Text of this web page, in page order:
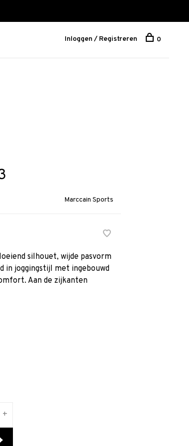
Inloggen / Registreren 0
Marccain Sports
silhouet, wijde pasvorm
in joggingstijl met ingebouwd
Aan de zijkanten
+